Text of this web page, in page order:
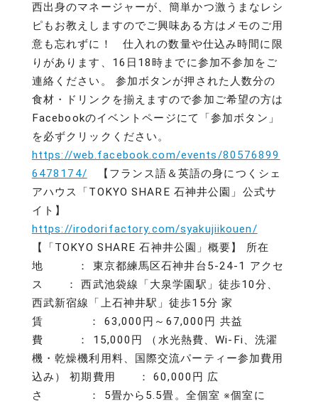
西出身のマネージャーが、簡単かつ激うまなレシ
ピもお教えしますのでご興味ある方はメモのご用
意も忘れずに！ 仕入れの数量や仕込み時間に限
りがあります、16日18時までに参加不参加をご
連絡ください。 参加ボタンが押された人数分の
食材・ドリンクを揃えますので参加ご希望の方は
Facebookのイベントページにて「参加ボタン」
を必ずクリックください。
https://web.facebook.com/events/80576899
6478174/ 【フランス語＆英語の身につくシェ
アハウス「TOKYO SHARE 石神井公園」公式サ
イト】
https://irodorifactory.com/syakujiikouen/
【「TOKYO SHARE 石神井公園」概要】 所在
地 ： 東京都練馬区石神井台5-24-1 アクセ
ス ： 西武池袋線「大泉学園駅」徒歩10分、
西武新宿線「上石神井駅」徒歩15分 家
賃 ： 63,000円～67,000円 共益
費 ： 15,000円 （水光熱費、Wi-Fi、洗濯
機・乾燥機利用料、国際交流パーティー参加費用
込み） 初期費用 ： 60,000円 広
さ ： 5畳から5.5畳。全個室 ※個室に